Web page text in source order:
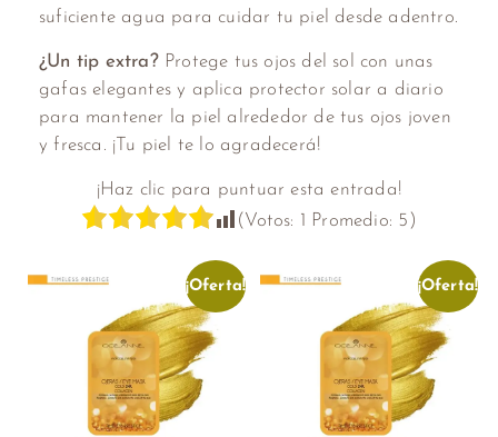
suficiente agua para cuidar tu piel desde adentro.
¿Un tip extra? Protege tus ojos del sol con unas
gafas elegantes y aplica protector solar a diario
para mantener la piel alrededor de tus ojos joven
y fresca. ¡Tu piel te lo agradecerá!
¡Haz clic para puntuar esta entrada!
(Votos: 1 Promedio: 5 )
¡Oferta! ¡Oferta!